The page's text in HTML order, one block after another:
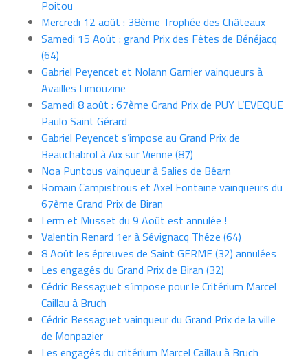
Poitou
Mercredi 12 août : 38ème Trophée des Châteaux
Samedi 15 Août : grand Prix des Fêtes de Bénéjacq
(64)
Gabriel Peyencet et Nolann Garnier vainqueurs à
Availles Limouzine
Samedi 8 août : 67ème Grand Prix de PUY L’EVEQUE
Paulo Saint Gérard
Gabriel Peyencet s’impose au Grand Prix de
Beauchabrol à Aix sur Vienne (87)
Noa Puntous vainqueur à Salies de Béarn
Romain Campistrous et Axel Fontaine vainqueurs du
67ème Grand Prix de Biran
Lerm et Musset du 9 Août est annulée !
Valentin Renard 1er à Sévignacq Théze (64)
8 Août les épreuves de Saint GERME (32) annulées
Les engagés du Grand Prix de Biran (32)
Cédric Bessaguet s’impose pour le Critérium Marcel
Caillau à Bruch
Cédric Bessaguet vainqueur du Grand Prix de la ville
de Monpazier
Les engagés du critérium Marcel Caillau à Bruch